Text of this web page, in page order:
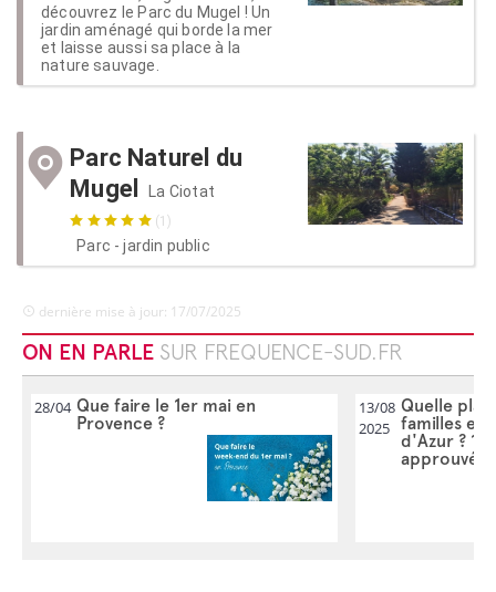
découvrez le Parc du Mugel ! Un
jardin aménagé qui borde la mer
et laisse aussi sa place à la
nature sauvage.
Parc Naturel du
Mugel
La Ciotat
(1)
Parc - jardin public
dernière mise à jour: 17/07/2025
ON EN PARLE SUR FREQUENCE-SUD.FR
28/04 Que faire le 1er mai en
Provence ?
13/08
2025
Quelle
familles en
d'Azur ?
approuvés